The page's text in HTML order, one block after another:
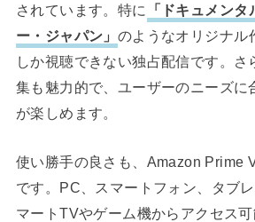
されています。特に
「ドキュメンタ
ー・ジャパン」 のようなオリジナル
しか視聴できない独占配信です。さ
集も魅力的で、ユーザーのニーズに
が楽しめます。
使い勝手の良さも、Amazon Prime
です。PC、スマートフォン、タブ
マートTVやゲーム機からアクセス可